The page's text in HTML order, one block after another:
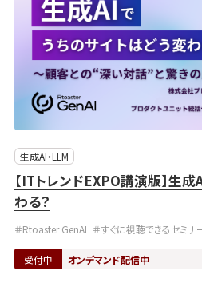
生成AI・LLM
【ITトレンドEXPO講演版】生
わる？
＃Rtoaster GenAI ＃すぐに視聴できるセミナ
受付中 オンデマンド配信中